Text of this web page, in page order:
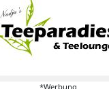
*Werbung